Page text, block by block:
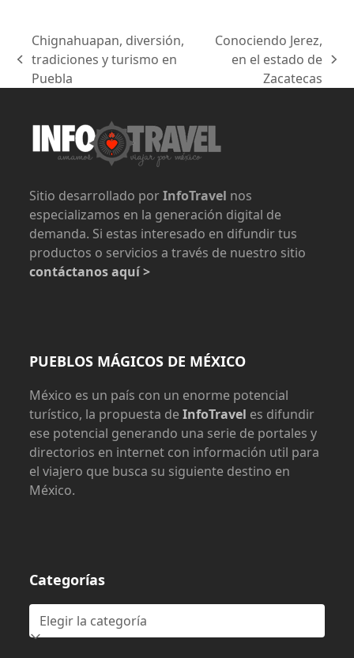
previous
post:
Chignahuapan, diversión,
tradiciones y turismo en
Puebla
post:
Conociendo Jerez,
en el estado de
Zacatecas
Sitio desarrollado porInfoTravel nos
especializamos en la generación digital de
demanda. Si estas interesado en difundir tus
productos o servicios a través de nuestro sitio
contáctanos aquí >
PUEBLOS MÁGICOS DE MÉXICO
México es un país con un enorme potencial
turístico, la propuesta deInfoTravel es difundir
ese potencial generando una serie de portales y
directorios en internet con información util para
el viajero que busca su siguiente destino en
México.
Categorías
Categorías